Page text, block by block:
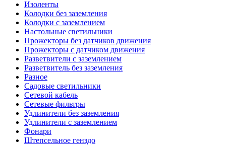
Изоленты
Колодки без заземления
Колодки с заземлением
Настольные светильники
Прожекторы без датчиков движения
Прожекторы с датчиком движения
Разветвители с заземлением
Разветвитель без заземления
Разное
Садовые светильники
Сетевой кабель
Сетевые фильтры
Удлинители без заземления
Удлинители с заземлением
Фонари
Штепсельное генздо